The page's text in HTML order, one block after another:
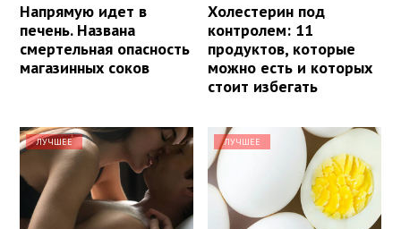
Напрямую идет в
печень. Названа
смертельная опасность
магазинных соков
Холестерин под
контролем: 11
продуктов, которые
можно есть и которых
стоит избегать
ЛУЧШЕЕ ЛУЧШЕЕ